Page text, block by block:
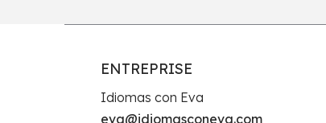
ENTREPRISE
Idiomas con Eva
eva@idiomasconeva.com